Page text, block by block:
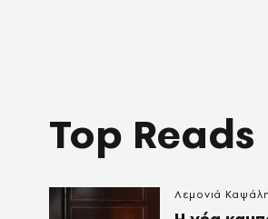
Top Reads
Λεμονιά Καψάλη